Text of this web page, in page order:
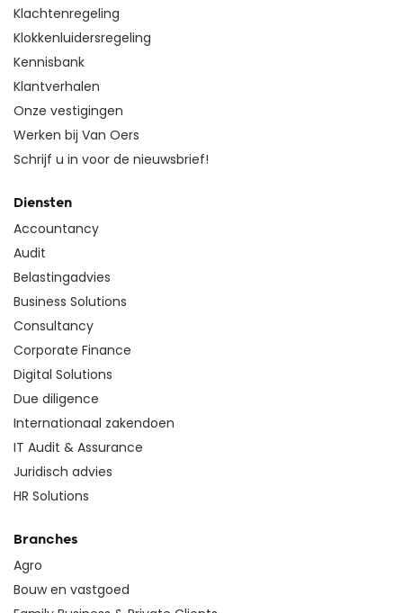
Klachtenregeling
Klokkenluidersregeling
Kennisbank
Klantverhalen
Onze vestigingen
Werken bij Van Oers
Schrijf u in voor de nieuwsbrief!
Diensten
Accountancy
Audit
Belastingadvies
Business Solutions
Consultancy
Corporate Finance
Digital Solutions
Due diligence
Internationaal zakendoen
IT Audit & Assurance
Juridisch advies
HR Solutions
Branches
Agro
Bouw en vastgoed